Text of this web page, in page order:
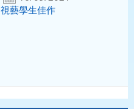
視藝學生佳作